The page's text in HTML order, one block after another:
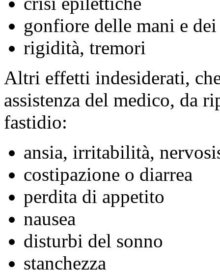
gonfiore delle mani e
rigidità, tremori
Altri effetti indesiderati,
assistenza del medico, da
fastidio:
ansia, irritabilità,
costipazione o diarrea
perdita di appetito
nausea
disturbi del sonno
stanchezza